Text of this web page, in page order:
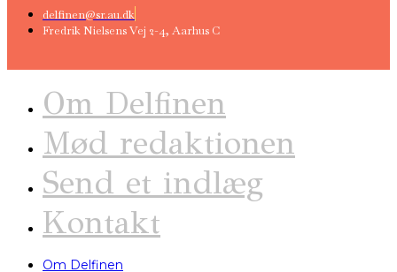
delfinen@sr.au.dk
Fredrik Nielsens Vej 2-4, Aarhus C
Om Delfinen
Mød redaktionen
Send et indlæg
Kontakt
Om Delfinen